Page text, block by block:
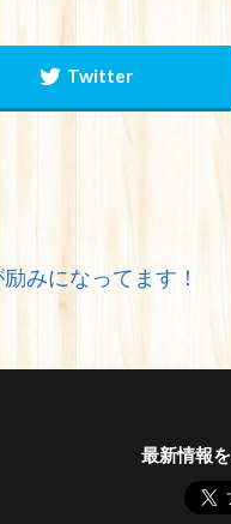
みになってます！
最新情報